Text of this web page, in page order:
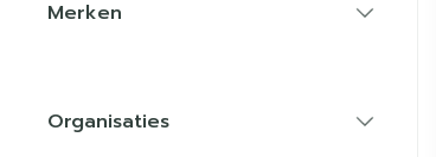
Merken
Organisaties